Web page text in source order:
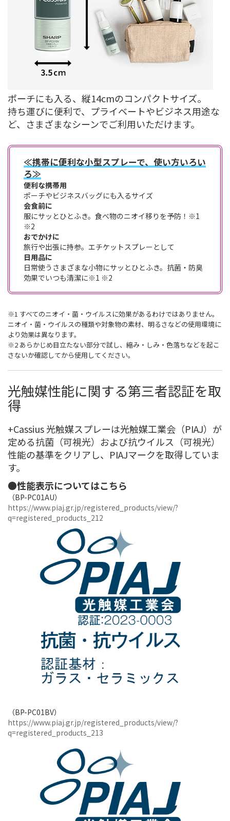
ポーチにも入る、縦14cmのコンパクトサイズ。
持ち運びに便利で、プライベートやビジネス用途な
ど、さまざまなシーンでご利用いただけます。
≪携帯に便利な小型スプレーで、使い方いろい
ろ≫
便利な携帯用
ポーチやビジネスバッグにも入るサイズ
会食前に
服にサッとひとふき。食べ物のニオイ移りを予防！※1
※2
おでかけに
旅行や出張に持参。エチケットスプレーとして
日用品に
日常使うさまざまな小物にサッとひとふき。抗菌・防臭
効果でいつも清潔に※1 ※2
※1 すべてのニオイ・菌・ウイルスに効果があるわけではありません。
ニオイ・菌・ウイルスの種類や対象物の素材、明るさなどの使用環境に
より効果は異なります。
※2 あらかじめ目立たない部分で試し、縮み・しみ・色落ちなどを起こ
さないか確認してから使用してください。
光触媒性能に関する第三者認証を取
得
+Cassius 光触媒スプレーは光触媒工業会（PIAJ）が
定める抗菌（可視光）および抗ウイルス（可視光）
性能の基準をクリアし、PIAJマークを取得していま
す。
●性能表示についてはこちら
（BP-PC01AU）
https://www.piaj.gr.jp/registered_products/view/?
q=registered_products_212
（BP-PC01BV）
https://www.piaj.gr.jp/registered_products/view/?
q=registered_products_213